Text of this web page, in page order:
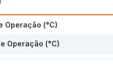
Operação (°C)
Operação (°C)